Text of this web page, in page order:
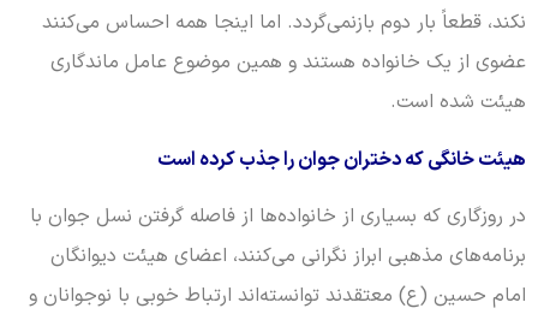
نکند، قطعاً بار دوم بازنمی‌گردد. اما اینجا همه احساس می‌کنند
عضوی از یک خانواده هستند و همین موضوع عامل ماندگاری
هیئت شده است.
هیئت خانگی که دختران جوان را جذب کرده است
در روزگاری که بسیاری از خانواده‌ها از فاصله گرفتن نسل جوان با
برنامه‌های مذهبی ابراز نگرانی می‌کنند، اعضای هیئت دیوانگان
امام حسین (ع) معتقدند توانسته‌اند ارتباط خوبی با نوجوانان و